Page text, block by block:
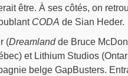
être. À ses côtés, on
CODA de Sian Heder.
(Dreamlandde Bruce
et Lithium Studios
belge GapBusters.